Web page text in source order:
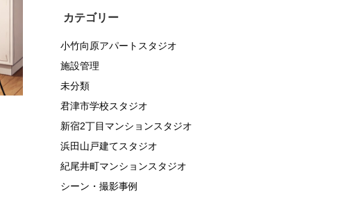
カテゴリー
小竹向原アパートスタジオ
施設管理
未分類
君津市学校スタジオ
新宿2丁目マンションスタジオ
浜田山戸建てスタジオ
紀尾井町マンションスタジオ
シーン・撮影事例